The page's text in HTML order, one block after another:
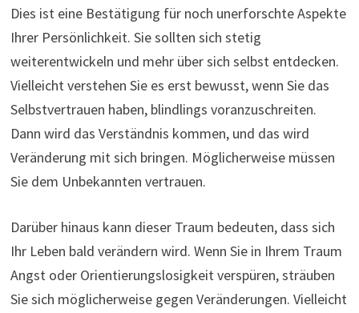
Dies ist eine Bestätigung für noch unerforschte Aspekte
Ihrer Persönlichkeit. Sie sollten sich stetig
weiterentwickeln und mehr über sich selbst entdecken.
Vielleicht verstehen Sie es erst bewusst, wenn Sie das
Selbstvertrauen haben, blindlings voranzuschreiten.
Dann wird das Verständnis kommen, und das wird
Veränderung mit sich bringen. Möglicherweise müssen
Sie dem Unbekannten vertrauen.
Darüber hinaus kann dieser Traum bedeuten, dass sich
Ihr Leben bald verändern wird. Wenn Sie in Ihrem Traum
Angst oder Orientierungslosigkeit verspüren, sträuben
Sie sich möglicherweise gegen Veränderungen. Vielleicht